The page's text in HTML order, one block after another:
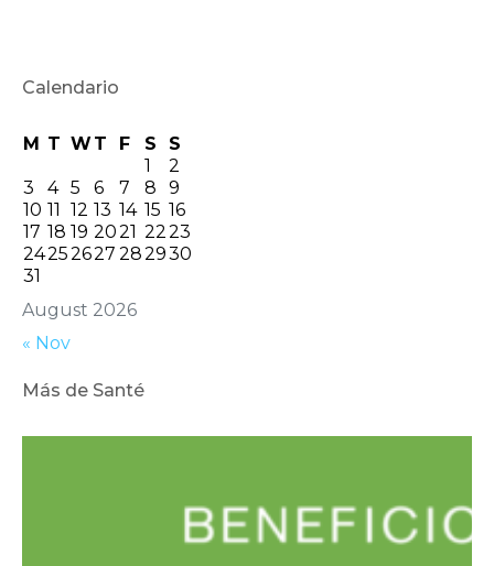
Calendario
August 2026
M T WT F S
S
1
2
3
4 5 6 7 8
9
10 11 12 13 14 15 16
17 18 19 2021 2223
24252627 282930
31
« Nov
Más de Santé